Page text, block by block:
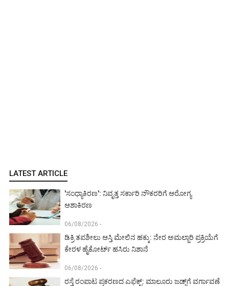
LATEST ARTICLE
'ಸಂಧ್ಯಾಕಿರಣ': ನಿವೃತ್ತ ಸರ್ಕಾರಿ ನೌಕರರಿಗೆ ಆರೋಗ್ಯ
ಆಶಾಕಿರಣ
06/08/2026 -
ಡಿಕ್ರಿ ತಪಶೀಲು ಆಸ್ತಿ ಮೇಲಿನ ಹಕ್ಕು: ನೇರ ಅಮಲ್ಜಾರಿ ಪ್ರಕ್ರಿಯೆಗೆ
ಕೇರಳ ಹೈಕೋರ್ಟ್ ಹಸಿರು ನಿಶಾನೆ
06/08/2026 -
ರಸ್ತೆ ರಂಪಾಟ ಪ್ರಕರಣದ ಎಫೆಕ್ಟ್‌: ಮಾಲೂರು ಜಡ್ಜ್‌ಗೆ ವರ್ಗಾವಣೆ